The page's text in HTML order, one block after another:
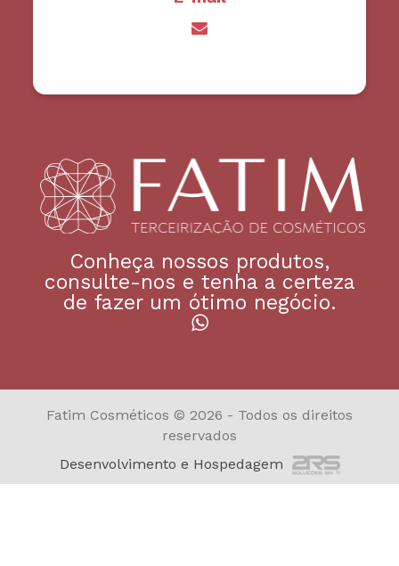
Conheça nossos produtos,
consulte-nos e tenha a certeza
de fazer um ótimo negócio.
Fatim Cosméticos © 2026 - Todos os direitos
reservados
Desenvolvimento e Hospedagem